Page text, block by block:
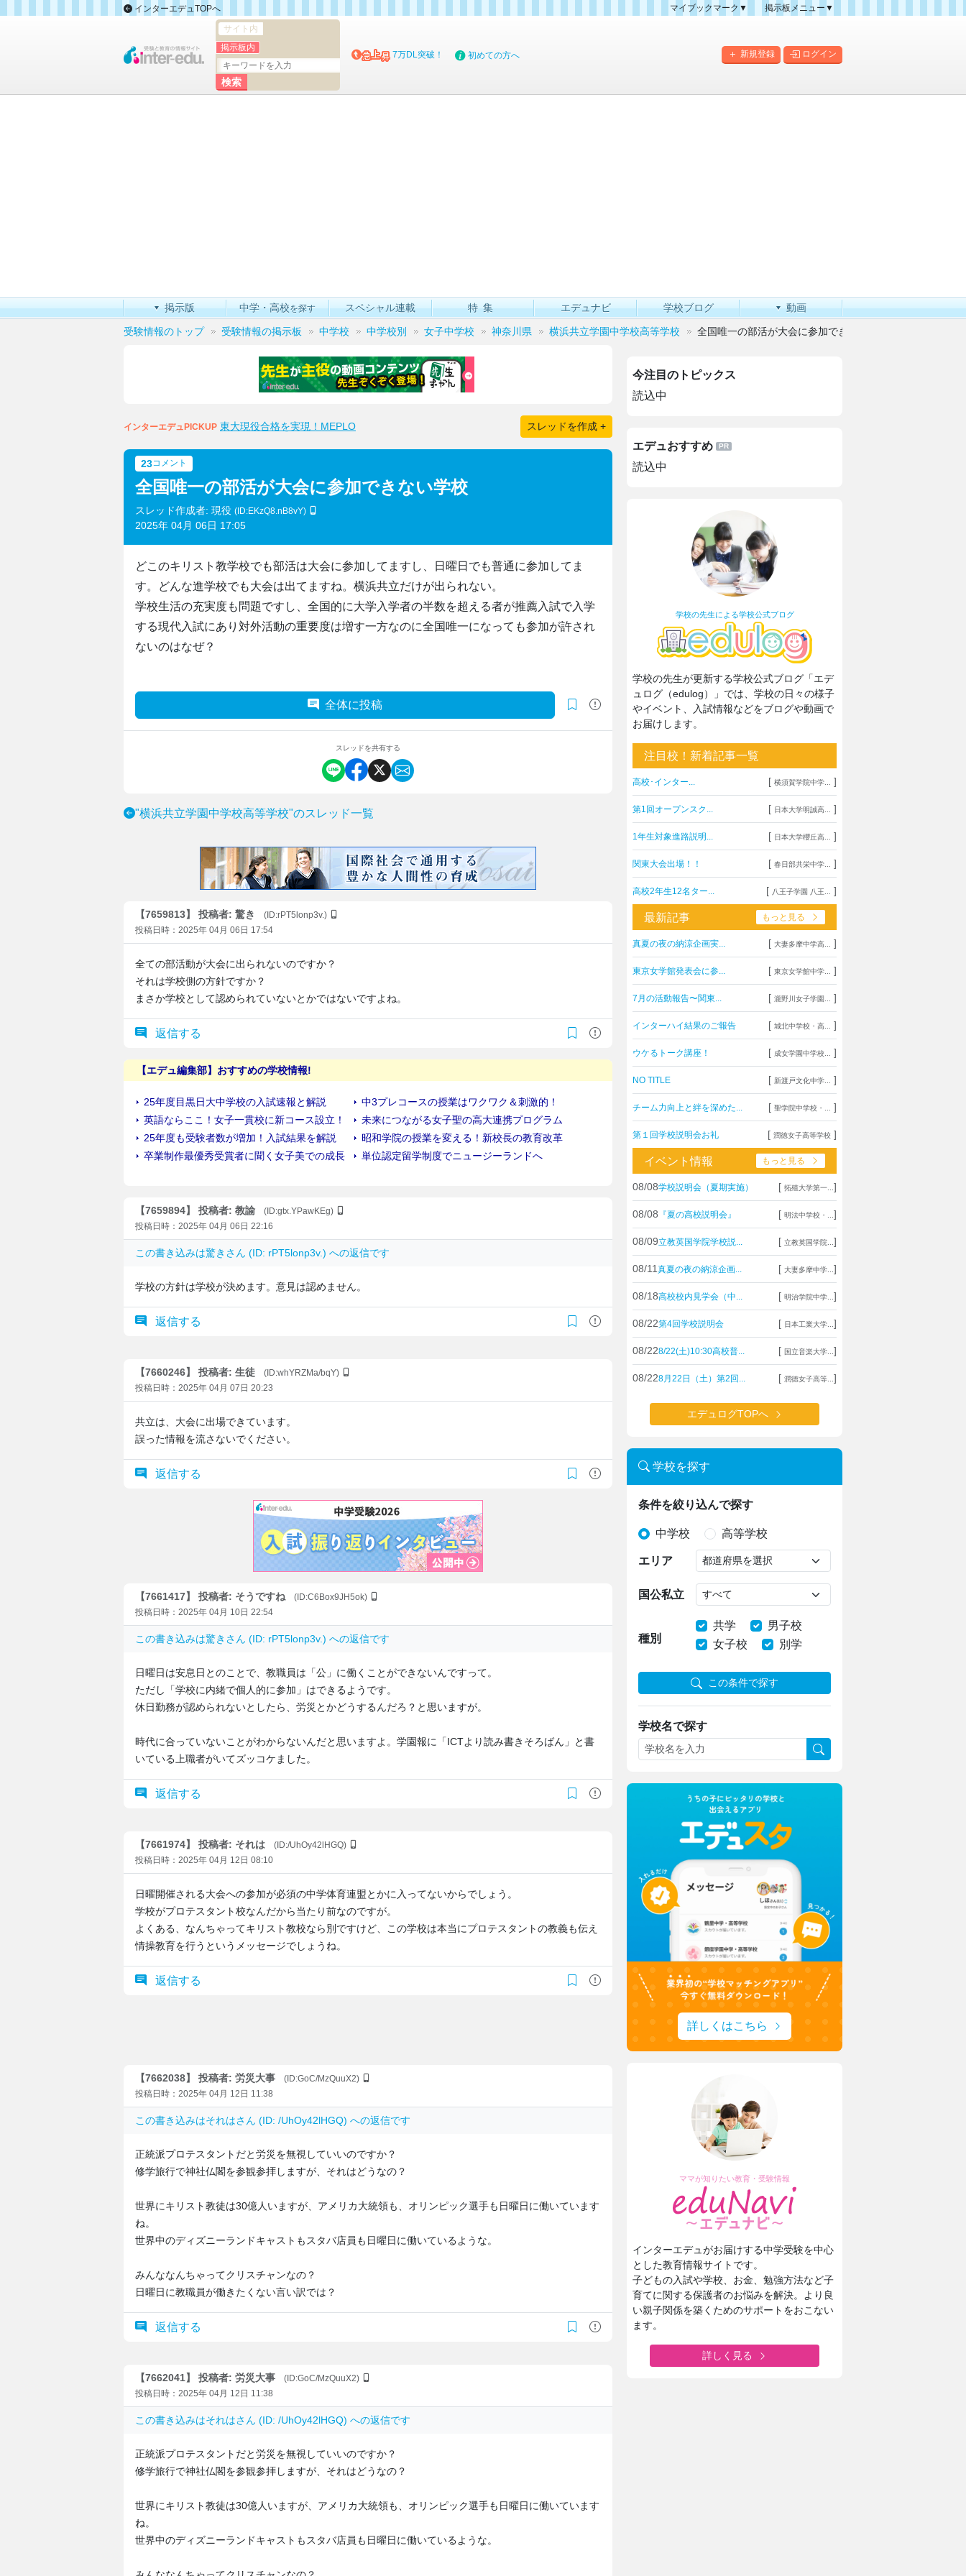
インターエデュTOPへ
マイブックマーク▼
掲示板メニュー▼
掲示板マップ
新規登録 ログイン
サイト内
掲示板内
7万DL突破！ 初めての方へ
掲示版 中学・高校を探す スペシャル連載 特集 エデュナビ 学校ブログ 動画
受験情報のトップ 受験情報の掲示板 中学校 中学校別 女子中学校 神奈川県 横浜共立学園中学校高等学校 全国唯一の部活が大会に参加できない学校
インターエデュPICKUP 東大現役合格を実現！MEPLO スレッドを作成 +
23コメント
全国唯一の部活が大会に参加できない学校
スレッド作成者: 現役 (ID:EKzQ8.nB8vY)
2025年 04月 06日 17:05
どこのキリスト教学校でも部活は大会に参加してますし、日曜日でも普通に参加してま
す。どんな進学校でも大会は出てますね。横浜共立だけが出られない。
学校生活の充実度も問題ですし、全国的に大学入学者の半数を超える者が推薦入試で入学
する現代入試にあり対外活動の重要度は増す一方なのに全国唯一になっても参加が許され
ないのはなぜ？
全体に投稿
スレッドを共有する
"横浜共立学園中学校高等学校"のスレッド一覧
【7659813】 投稿者: 驚き
(ID:rPT5lonp3v.)
投稿日時：2025年 04月 06日 17:54
全ての部活動が大会に出られないのですか？
それは学校側の方針ですか？
まさか学校として認められていないとかではないですよね。
返信する
【7659894】 投稿者: 教諭
(ID:gtx.YPawKEg)
投稿日時：2025年 04月 06日 22:16
この書き込みは驚き さん (ID: rPT5lonp3v.) への返信です
学校の方針は学校が決めます。意見は認めません。
返信する
【7660246】 投稿者: 生徒
(ID:whYRZMa/bqY)
投稿日時：2025年 04月 07日 20:23
共立は、大会に出場できています。
誤った情報を流さないでください。
返信する
【7661417】 投稿者: そうですね
(ID:C6Box9JH5ok)
投稿日時：2025年 04月 10日 22:54
この書き込みは驚き さん (ID: rPT5lonp3v.) への返信です
日曜日は安息日とのことで、教職員は「公」に働くことができないんですって。
ただし「学校に内緒で個人的に参加」はできるようです。
休日勤務が認められないとしたら、労災とかどうするんだろ？と思いますが。
時代に合っていないことがわからないんだと思いますよ。学園報に「ICTより読み書きそろばん」と書
いている上職者がいてズッコケました。
返信する
【7661974】 投稿者: それは
(ID:/UhOy42lHGQ)
投稿日時：2025年 04月 12日 08:10
日曜開催される大会への参加が必須の中学体育連盟とかに入ってないからでしょう。
学校がプロテスタント校なんだから当たり前なのですが。
よくある、なんちゃってキリスト教校なら別ですけど、この学校は本当にプロテスタントの教義も伝え
情操教育を行うというメッセージでしょうね。
返信する
【7662038】 投稿者: 労災大事
(ID:GoC/MzQuuX2)
投稿日時：2025年 04月 12日 11:38
この書き込みはそれはさん (ID: /UhOy42lHGQ) への返信です
正統派プロテスタントだと労災を無視していいのですか？
修学旅行で神社仏閣を参観参拝しますが、それはどうなの？
世界にキリスト教徒は30億人いますが、アメリカ大統領も、オリンピック選手も日曜日に働いています
ね。
世界中のディズニーランドキャストもスタバ店員も日曜日に働いているような。
みんななんちゃってクリスチャンなの？
日曜日に教職員が働きたくない言い訳では？
返信する
【7662041】 投稿者: 労災大事
(ID:GoC/MzQuuX2)
投稿日時：2025年 04月 12日 11:38
この書き込みはそれはさん (ID: /UhOy42lHGQ) への返信です
正統派プロテスタントだと労災を無視していいのですか？
修学旅行で神社仏閣を参観参拝しますが、それはどうなの？
世界にキリスト教徒は30億人いますが、アメリカ大統領も、オリンピック選手も日曜日に働いています
ね。
世界中のディズニーランドキャストもスタバ店員も日曜日に働いているような。
今注目のトピックス
読込中
エデュおすすめ
読込中
学校の先生による学校公式ブログ
学校の先生が更新する学校公式ブログ「エデ
ュログ（edulog）」では、学校の日々の様子
やイベント、入試情報などをブログや動画で
お届けします。
注目校！新着記事一覧
高校･インター... [ 横須賀学院中学... ]
第1回オープンスク... [ 日本大学明誠高... ]
1年生対象進路説明... [ 日本大学櫻丘高... ]
関東大会出場！！ [ 春日部共栄中学... ]
高校2年生12名ター... [ 八王子学園 八王... ]
最新記事 もっと見る
真夏の夜の納涼企画実... [ 大妻多摩中学高... ]
東京女学館発表会に参... [ 東京女学館中学... ]
7月の活動報告〜関東... [ 瀧野川女子学園... ]
インターハイ結果のご報告 [ 城北中学校・高... ]
ウケるトーク講座！ [ 成女学園中学校... ]
NO TITLE [ 新渡戸文化中学... ]
チーム力向上と絆を深めた... [ 聖学院中学校・... ]
第１回学校説明会お礼 [ 潤徳女子高等学校 ]
イベント情報 もっと見る
08/08学校説明会（夏期実施） [ 拓殖大学第一... ]
08/08 『夏の高校説明会』 [ 明法中学校・... ]
08/09立教英国学院学校説... [ 立教英国学院... ]
08/11 真夏の夜の納涼企画... [ 大妻多摩中学... ]
08/18高校校内見学会（中... [ 明治学院中学... ]
08/22第4回学校説明会 [ 日本工業大学... ]
08/228/22(土)10:30高校普... [ 国立音楽大学... ]
08/228月22日（土）第2回... [ 潤徳女子高等... ]
エデュログTOPへ
学校を探す
条件を絞り込んで探す
中学校 高等学校
エリア
国公私立
種別
共学
男子校
女子校
別学
この条件で探す
学校名で探す
詳しくはこちら
ママが知りたい教育・受験情報
インターエデュがお届けする中学受験を中心
とした教育情報サイトです。
子どもの入試や学校、お金、勉強方法など子
育てに関する保護者のお悩みを解決。より良
い親子関係を築くためのサポートをおこない
ます。
詳しく見る